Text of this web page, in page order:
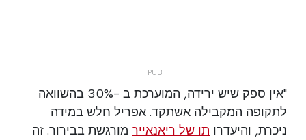
"אין ספק שיש ירידה, המוערכת ב -30% בהשוואה
לתקופה המקבילה אשתקד. אפריל חלש במידה
ניכרת, והיעדרו תו של ריאנאייר מורגשת בבירור. זה